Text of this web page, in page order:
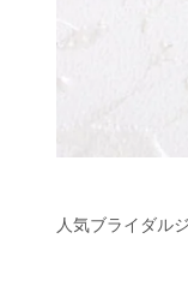
人気ブライダル